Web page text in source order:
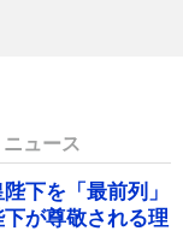
ニュース
下を「最前列」
が尊敬される理